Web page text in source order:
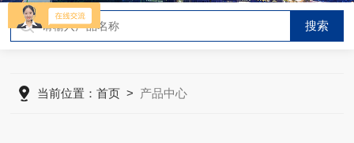
当前位置：首页 > 产品中心